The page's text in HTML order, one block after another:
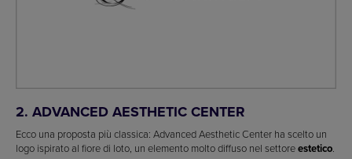
2. ADVANCED AESTHETIC CENTER
Ecco una proposta più classica: Advanced Aesthetic Center ha scelto un
logo ispirato al fiore di loto, un elemento molto diffuso nel settoreestetico.